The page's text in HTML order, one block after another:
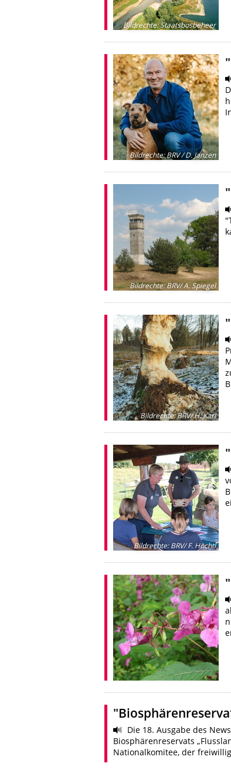
Bildrechte:Staatsbosbeheer
Bildrechte:BRV / D. Janzen
Bildrechte:BRV/ A. Spiegel
Bildrechte:BRV/ H. Karl
Bildrechte:BRV/ F. Höchtl
Die 18. Ausgabe des
Biosphärenreservats
Nationalkomitee, der